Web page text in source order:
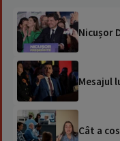
Nicușor
Mesajul
Cât a